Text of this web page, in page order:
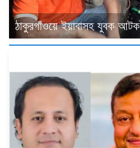
ঠাকুরগাঁওয়ে ইয়াবাসহ যুবক আটক